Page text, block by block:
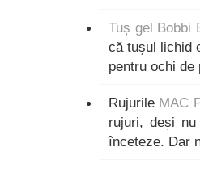
Tuș gel Bobbi
că tușul lichid
pentru ochi
Rujurile MAC
rujuri, deși
înceteze. Dar